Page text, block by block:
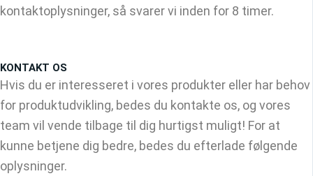
kontaktoplysninger, så svarer vi inden for 8 timer.
KONTAKT OS
Hvis du er interesseret i vores produkter eller har behov
for produktudvikling, bedes du kontakte os, og vores
team vil vende tilbage til dig hurtigst muligt! For at
kunne betjene dig bedre, bedes du efterlade følgende
oplysninger.